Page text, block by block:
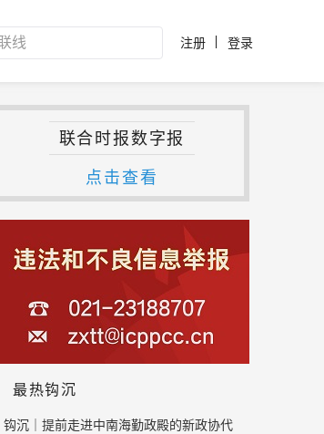
注册 登录
联合时报数字报
点击查看
最热钩沉
钩沉｜提前走进中南海勤政殿的新政协代